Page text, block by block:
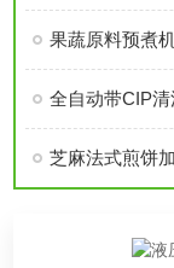
果蔬原料预煮